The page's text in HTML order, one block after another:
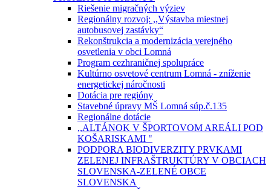
Riešenie migračných výziev
Regionálny rozvoj: ,,Výstavba miestnej
autobusovej zastávky“
Rekonštrukcia a modernizácia verejného
osvetlenia v obci Lomná
Program cezhraničnej spolupráce
Kultúrno osvetové centrum Lomná - zníženie
energetickej náročnosti
Dotácia pre regióny
Stavebné úpravy MŠ Lomná súp.č.135
Regionálne dotácie
,,ALTÁNOK V ŠPORTOVOM AREÁLI POD
KOŠARISKAMI "
PODPORA BIODIVERZITY PRVKAMI
ZELENEJ INFRAŠTRUKTÚRY V OBCIACH
SLOVENSKA-ZELENÉ OBCE
SLOVENSKA